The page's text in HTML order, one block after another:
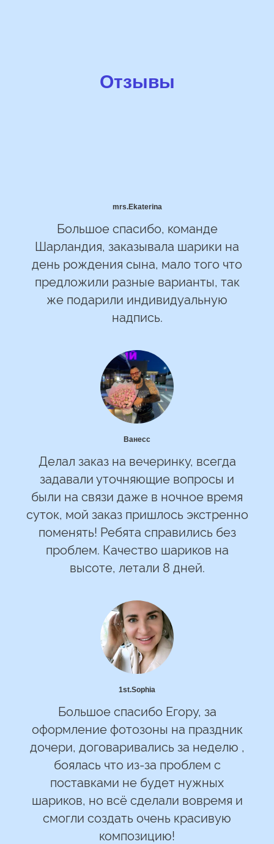
Отзывы
mrs.Ekaterina
Большое спасибо, команде
Шарландия, заказывала шарики на
день рождения сына, мало того что
предложили разные варианты, так
же подарили индивидуальную
надпись.
Ванесс
Делал заказ на вечеринку, всегда
задавали уточняющие вопросы и
были на связи даже в ночное время
суток, мой заказ пришлось экстренно
поменять! Ребята справились без
проблем. Качество шариков на
высоте, летали 8 дней.
1st.Sophia
Большое спасибо Егору, за
оформление фотозоны на праздник
дочери, договаривались за неделю ,
боялась что из-за проблем с
поставками не будет нужных
шариков, но всё сделали вовремя и
смогли создать очень красивую
композицию!